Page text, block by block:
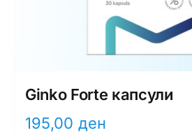
Ginko Forte капсули
195,00 ден